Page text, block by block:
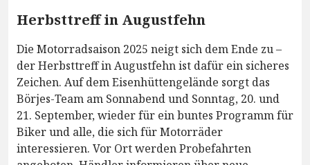
Herbsttreff in Augustfehn
Die Motorradsaison 2025 neigt sich dem Ende zu –
der Herbsttreff in Augustfehn ist dafür ein sicheres
Zeichen. Auf dem Eisenhüttengelände sorgt das
Börjes-Team am Sonnabend und Sonntag, 20. und
21. September, wieder für ein buntes Programm für
Biker und alle, die sich für Motorräder
interessieren. Vor Ort werden Probefahrten